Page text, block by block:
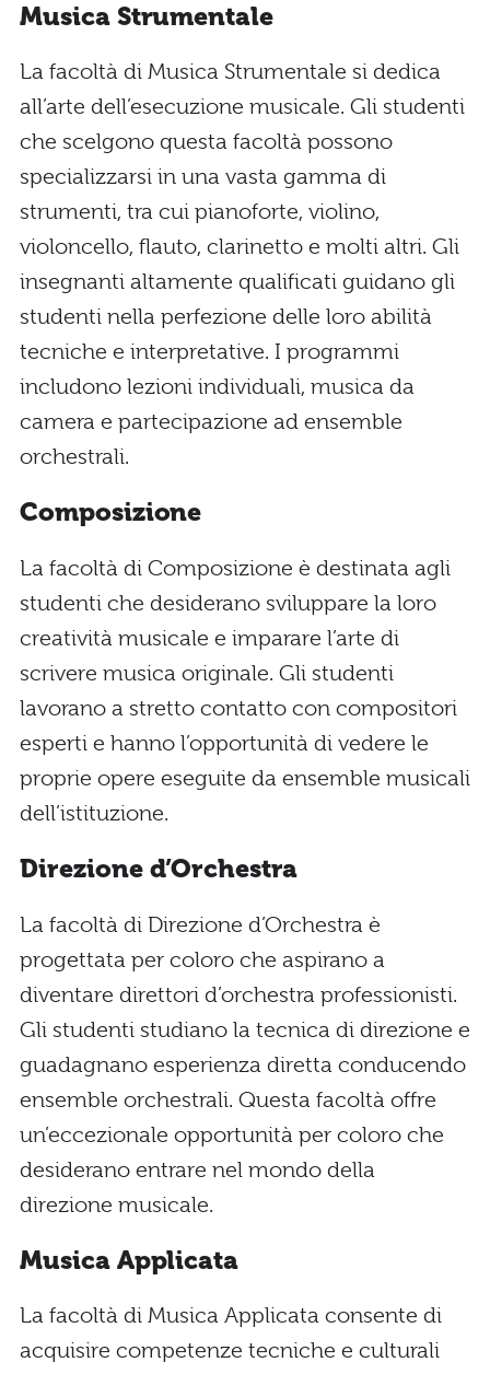
Musica Strumentale
La facoltà di Musica Strumentale si dedica
all’arte dell’esecuzione musicale. Gli studenti
che scelgono questa facoltà possono
specializzarsi in una vasta gamma di
strumenti, tra cui pianoforte, violino,
violoncello, flauto, clarinetto e molti altri. Gli
insegnanti altamente qualificati guidano gli
studenti nella perfezione delle loro abilità
tecniche e interpretative. I programmi
includono lezioni individuali, musica da
camera e partecipazione ad ensemble
orchestrali.
Composizione
La facoltà di Composizione è destinata agli
studenti che desiderano sviluppare la loro
creatività musicale e imparare l’arte di
scrivere musica originale. Gli studenti
lavorano a stretto contatto con compositori
esperti e hanno l’opportunità di vedere le
proprie opere eseguite da ensemble musicali
dell’istituzione.
Direzione d’Orchestra
La facoltà di Direzione d’Orchestra è
progettata per coloro che aspirano a
diventare direttori d’orchestra professionisti.
Gli studenti studiano la tecnica di direzione e
guadagnano esperienza diretta conducendo
ensemble orchestrali. Questa facoltà offre
un’eccezionale opportunità per coloro che
desiderano entrare nel mondo della
direzione musicale.
Musica Applicata
La facoltà di Musica Applicata consente di
acquisire competenze tecniche e culturali